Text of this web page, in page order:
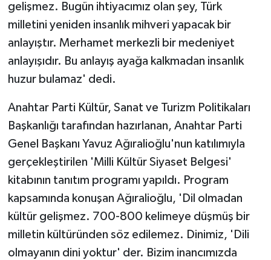
gelişmez. Bugün ihtiyacımız olan şey, Türk
milletini yeniden insanlık mihveri yapacak bir
anlayıştır. Merhamet merkezli bir medeniyet
anlayışıdır. Bu anlayış ayağa kalkmadan insanlık
huzur bulamaz' dedi.
Anahtar Parti Kültür, Sanat ve Turizm Politikaları
Başkanlığı tarafından hazırlanan, Anahtar Parti
Genel Başkanı Yavuz Ağıralioğlu'nun katılımıyla
gerçekleştirilen 'Milli Kültür Siyaset Belgesi'
kitabının tanıtım programı yapıldı. Program
kapsamında konuşan Ağıralioğlu, 'Dil olmadan
kültür gelişmez. 700-800 kelimeye düşmüş bir
milletin kültüründen söz edilemez. Dinimiz, 'Dili
olmayanın dini yoktur' der. Bizim inancımızda
Sağlık
Son Dakika
Yaşam
AboneHaber Özel